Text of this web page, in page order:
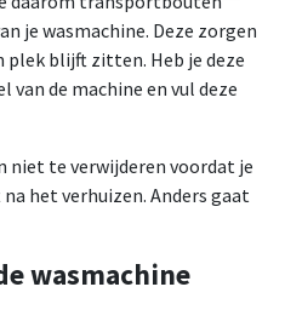
je wasmachine. Deze zorgen
blijft zitten. Heb je deze
van de machine en vul deze
niet te verwijderen voordat je
het verhuizen. Anders gaat
wasmachine